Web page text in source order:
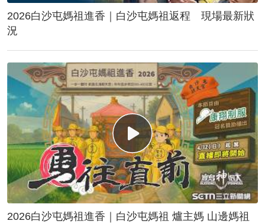
2026白沙屯媽祖進香｜白沙屯媽祖返程 現場最新狀
況
2026白沙屯媽祖進香｜白沙屯媽祖 爐主媽 山邊媽祖